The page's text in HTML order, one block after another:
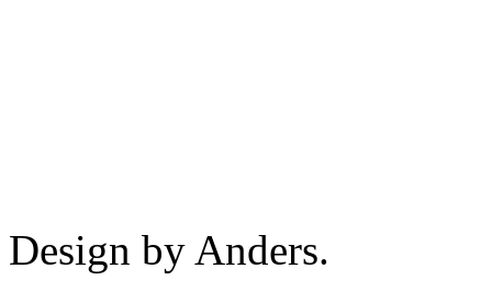
Design by Anders.